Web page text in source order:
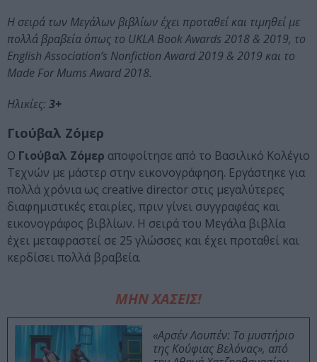
Η σειρά των Μεγάλων βιβλίων έχει προταθεί και τιμηθεί με
πολλά βραβεία όπως το UKLA Book Awards 2018 & 2019, το
English Association’s Nonfiction Award 2019 & 2019 και το
Made For Mums Award 2018.
Ηλικίες: 3+
Γιούβαλ Ζόμερ
O Γιούβαλ Ζόμερ αποφοίτησε από το Βασιλικό Κολέγιο
Τεχνών με μάστερ στην εικονογράφηση. Εργάστηκε για
πολλά χρόνια ως creative director στις μεγαλύτερες
διαφημιστικές εταιρίες, πριν γίνει συγγραφέας και
εικονογράφος βιβλίων. Η σειρά του Μεγάλα βιβλία
έχει μεταφραστεί σε 25 γλώσσες και έχει προταθεί και
κερδίσει πολλά βραβεία.
ΜΗΝ ΧΑΣΕΙΣ!
«Αρσέν Λουπέν: Το μυστήριο
της Κούφιας Βελόνας», από